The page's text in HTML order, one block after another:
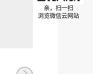
亲，扫一扫
浏览微信云网站